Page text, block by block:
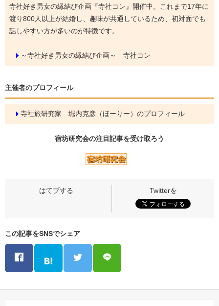
寺社好き男女の縁結び企画『寺社コン』開催中。これまで17年に
渡り800人以上が結婚し、趣味が共通しているため、初対面でも
話しやすい方が多いのが特徴です。
～寺社好き男女の縁結び企画～ 寺社コン
主催者のプロフィール
寺社旅研究家 堀内克彦（ほーりー）のプロフィール
宿坊研究会の注目記事を受け取ろう
この記事をSNSでシェア